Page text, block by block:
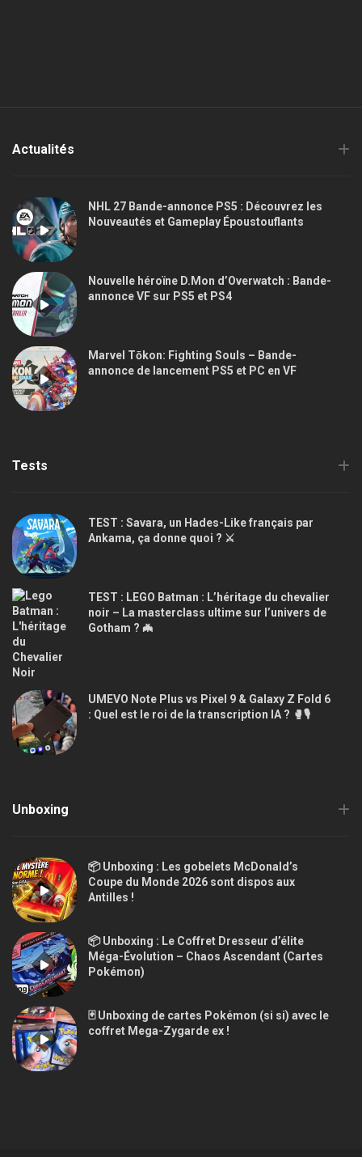
Actualités
NHL 27 Bande-annonce PS5 : Découvrez les
Nouveautés et Gameplay Époustouflants
Nouvelle héroïne D.Mon d’Overwatch : Bande-
annonce VF sur PS5 et PS4
Marvel Tōkon: Fighting Souls – Bande-
annonce de lancement PS5 et PC en VF
Tests
TEST : Savara, un Hades-Like français par
Ankama, ça donne quoi ? ⚔️
TEST : LEGO Batman : L’héritage du chevalier
noir – La masterclass ultime sur l’univers de
Gotham ? 🦇
UMEVO Note Plus vs Pixel 9 & Galaxy Z Fold 6
: Quel est le roi de la transcription IA ? 🥊🎙️
Unboxing
📦 Unboxing : Les gobelets McDonald’s
Coupe du Monde 2026 sont dispos aux
Antilles !
📦 Unboxing : Le Coffret Dresseur d’élite
Méga-Évolution – Chaos Ascendant (Cartes
Pokémon)
🃏 Unboxing de cartes Pokémon (si si) avec le
coffret Mega-Zygarde ex !